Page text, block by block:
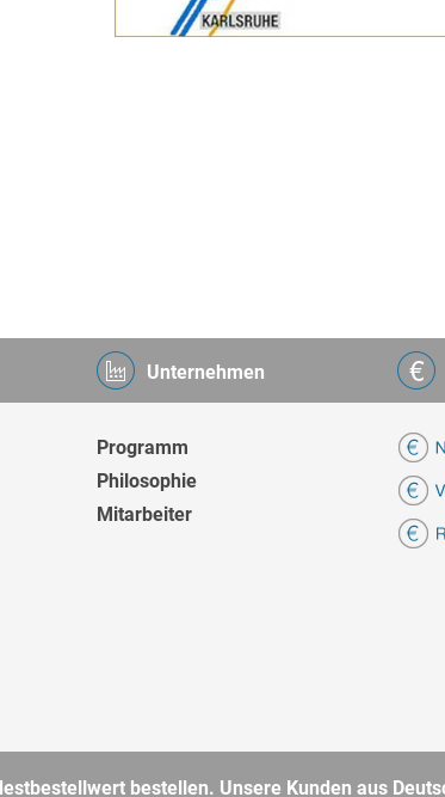
Unternehmen
Programm
Philosophie
Mitarbeiter
bestellen. Unsere Kunden aus